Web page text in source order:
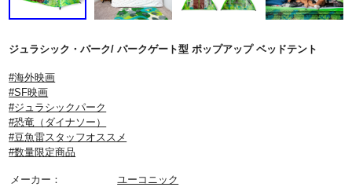
ジュラシック・パーク/ パークゲート型 ポップアップ ベッドテント
#海外映画
#SF映画
#ジュラシックパーク
#恐竜（ダイナソー）
#豆魚雷スタッフオススメ
#数量限定商品
メーカー：
ユーコニック